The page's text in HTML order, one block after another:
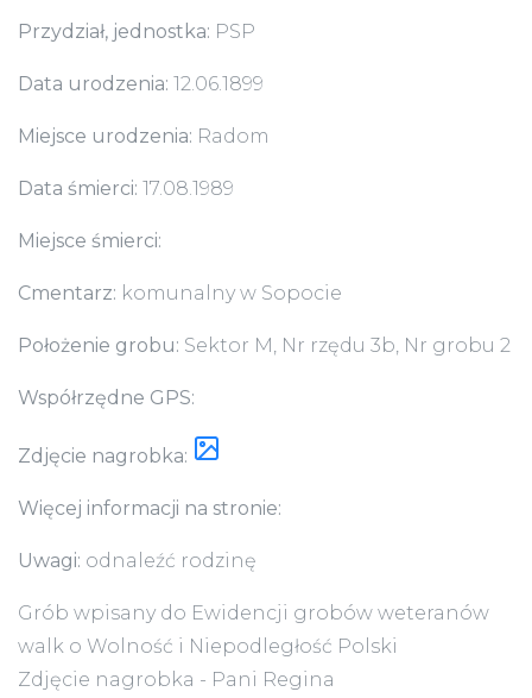
Przydział, jednostka: PSP
Data urodzenia: 12.06.1899
Miejsce urodzenia: Radom
Data śmierci: 17.08.1989
Miejsce śmierci:
Cmentarz: komunalny w Sopocie
Położenie grobu: Sektor M, Nr rzędu 3b, Nr grobu 2
Współrzędne GPS:
Zdjęcie nagrobka:
Więcej informacji na stronie:
Uwagi: odnaleźć rodzinę
Grób wpisany do Ewidencji grobów weteranów
walk o Wolność i Niepodległość Polski
Zdjęcie nagrobka - Pani Regina